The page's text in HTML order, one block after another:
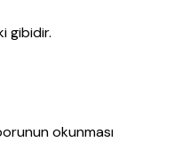
gibidir.
okunması